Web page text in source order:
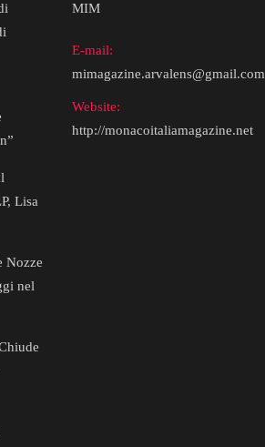
Lisa
Nozze
nel
MIM
E-mail:
mimagazine.arvalens@gmail.com
Website:
http://monacoitaliamagazine.net